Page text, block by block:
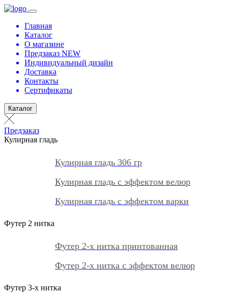
Главная
Каталог
О магазине
Предзаказ NEW
Индивидуальный дизайн
Доставка
Контакты
Сертификаты
Каталог
Предзаказ
Кулирная гладь
Кулирная гладь 306 гр
Кулирная гладь с эффектом велюр
Кулирная гладь с эффектом варки
Футер 2 нитка
Футер 2-х нитка принтованная
Футер 2-х нитка с эффектом велюр
Футер 3-х нитка